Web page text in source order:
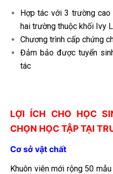
Hợp tác với 3 trường
hai trường thuộc khối Ivy
Chương trình cấp chứng
Đảm bảo được tuyển
tác
LỢI ÍCH CHO HỌC
CHỌN HỌC TẬP TẠI
Cơ sở vật chất
Khuôn viên mới rộng 50